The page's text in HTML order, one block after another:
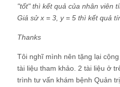
"tốt" thì kết quả của nhân viên
Giả sử x = 3, y = 5 thì kết quả
Thanks
Tôi nghĩ mình nên tặng lại
tài liệu tham khảo. 2 tài liệu ở
trình tư vấn khám bệnh Quản